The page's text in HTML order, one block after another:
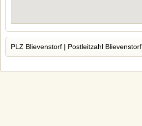
PLZ Blievenstorf | Postleitzahl Blievenstorf